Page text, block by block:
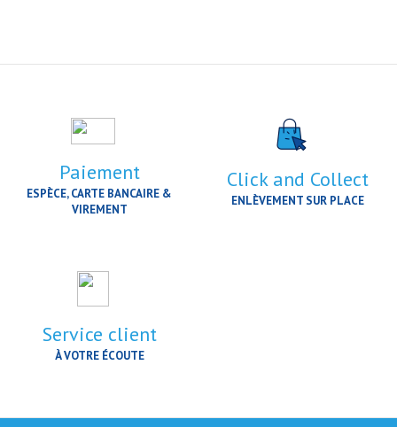
Paiement
ESPÈCE, CARTE BANCAIRE &
VIREMENT
Click and Collect
ENLÈVEMENT SUR PLACE
Service client
À VOTRE ÉCOUTE